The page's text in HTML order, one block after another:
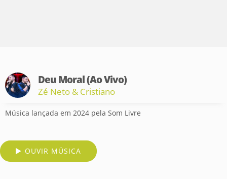
Deu Moral (Ao Vivo)
Zé Neto & Cristiano
Música lançada em 2024 pela Som Livre
OUVIR MÚSICA